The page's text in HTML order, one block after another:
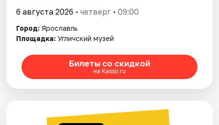
6 августа 2026 • четверг • 09:00
Город: Ярославль
Площадка: Угличский музей
Билеты со скидкой
на Kassir.ru